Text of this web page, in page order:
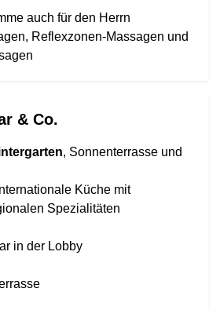
auch für den Herrn
Reflexzonen-Massagen und
& Co.
, Sonnenterrasse und
Küche mit
Spezialitäten
in der Lobby